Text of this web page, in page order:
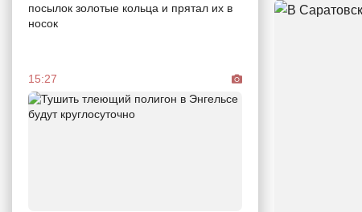
посылок золотые кольца и прятал их в
носок
15:27